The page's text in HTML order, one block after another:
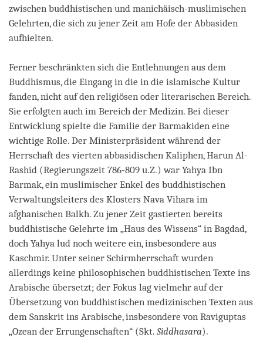
zwischen buddhistischen und manichäisch-muslimischen
Gelehrten, die sich zu jener Zeit am Hofe der Abbasiden
aufhielten.
Ferner beschränkten sich die Entlehnungen aus dem
Buddhismus, die Eingang in die in die islamische Kultur
fanden, nicht auf den religiösen oder literarischen Bereich.
Sie erfolgten auch im Bereich der Medizin. Bei dieser
Entwicklung spielte die Familie der Barmakiden eine
wichtige Rolle. Der Ministerpräsident während der
Herrschaft des vierten abbasidischen Kaliphen, Harun Al-
Rashid (Regierungszeit 786-809 u.Z.) war Yahya Ibn
Barmak, ein muslimischer Enkel des buddhistischen
Verwaltungsleiters des Klosters Nava Vihara im
afghanischen Balkh. Zu jener Zeit gastierten bereits
buddhistische Gelehrte im „Haus des Wissens“ in Bagdad,
doch Yahya lud noch weitere ein, insbesondere aus
Kaschmir. Unter seiner Schirmherrschaft wurden
allerdings keine philosophischen buddhistischen Texte ins
Arabische übersetzt; der Fokus lag vielmehr auf der
Übersetzung von buddhistischen medizinischen Texten aus
dem Sanskrit ins Arabische, insbesondere von Raviguptas
„Ozean der Errungenschaften“ (Skt. Siddhasara).